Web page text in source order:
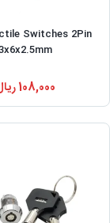
Switches 2Pin
108,000